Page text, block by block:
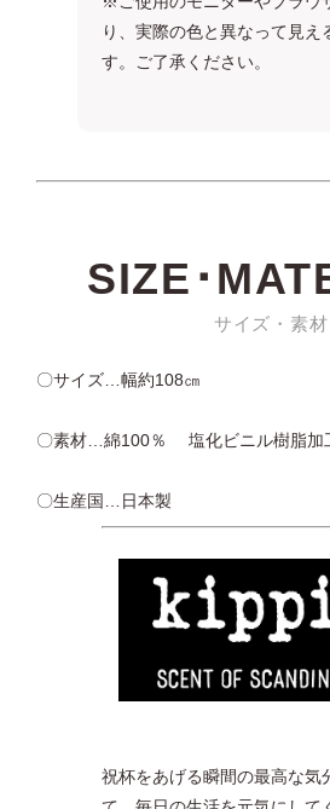
り、実際の色と異なって見え
す。ご了承ください。
SIZE･
サイズ・素材
〇サイズ…幅約108㎝
〇素材…綿100％ 塩化ビニル樹脂加
〇生産国…日本製
祝杯をあげる瞬間の最高な気